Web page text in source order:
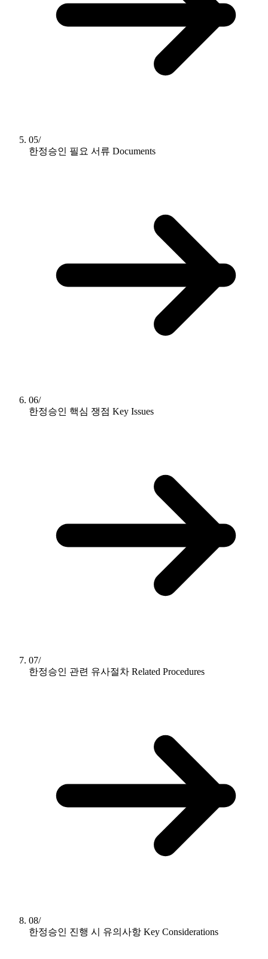
05/
한정승인 필요 서류 Documents
06/
한정승인 핵심 쟁점 Key Issues
07/
한정승인 관련 유사절차 Related Procedures
08/
한정승인 진행 시 유의사항 Key Considerations